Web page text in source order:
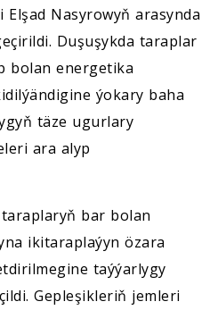
Elşad Nasyrowyň arasynda
Duşuşykda taraplar
bolan energetika
ýokary baha
täze ugurlary
ara alyp
bar bolan
ikitaraplaýyn özara
taýýarlygy
Gepleşikleriň jemleri